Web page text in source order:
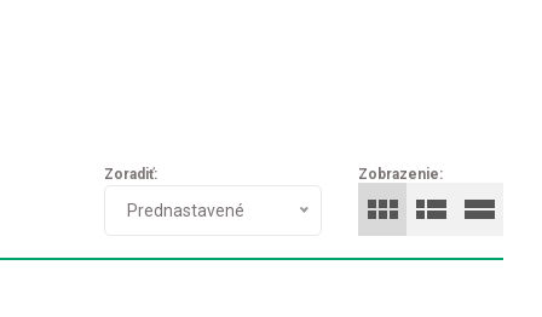
Zobrazenie:
Zoradiť:
Prednastavené